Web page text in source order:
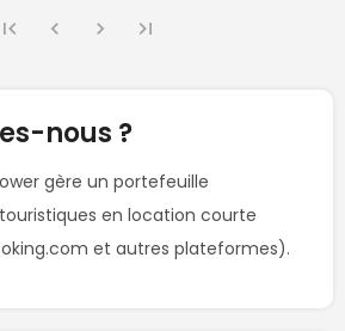
nous ?
gère un portefeuille
en location courte
et autres plateformes).